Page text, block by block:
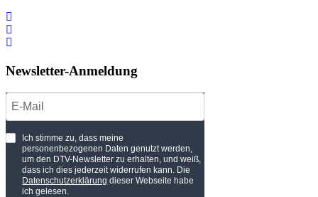
Newsletter-Anmeldung
Ich stimme zu, dass meine
personenbezogenen Daten genutzt werden,
um den DTV-Newsletter zu erhalten, und weiß,
dass ich dies jederzeit widerrufen kann. Die
Datenschutzerklärung dieser Webseite habe
ich gelesen.